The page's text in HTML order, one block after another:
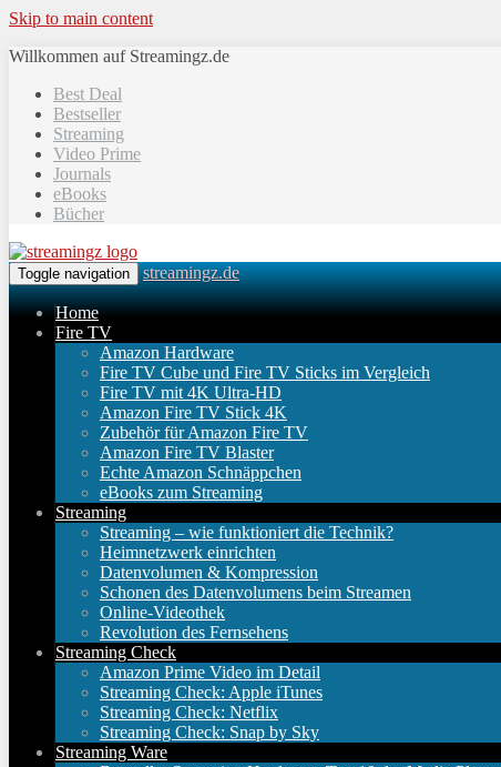
Skip to main content
Willkommen auf Streamingz.de
Best Deal
Bestseller
Streaming
Video Prime
Journals
eBooks
Bücher
Toggle navigation streamingz.de
Home
Fire TV
Amazon Hardware
Fire TV Cube und Fire TV Sticks im Vergleich
Fire TV mit 4K Ultra-HD
Amazon Fire TV Stick 4K
Zubehör für Amazon Fire TV
Amazon Fire TV Blaster
Echte Amazon Schnäppchen
eBooks zum Streaming
Streaming
Streaming – wie funktioniert die Technik?
Heimnetzwerk einrichten
Datenvolumen & Kompression
Schonen des Datenvolumens beim Streamen
Online-Videothek
Revolution des Fernsehens
Streaming Check
Amazon Prime Video im Detail
Streaming Check: Apple iTunes
Streaming Check: Netflix
Streaming Check: Snap by Sky
Streaming Ware